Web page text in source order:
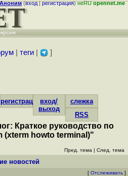
Аноним(вход|регистрация)неRUopennet.me
| теги| ]
регистрациявход/
выход
слежка
RSS
Краткое руководство по
(xterm howto terminal)"
Пред. тема | След. тема
новостей
[ Отслеживать ]